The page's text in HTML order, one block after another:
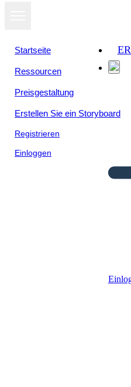
Startseite
Ressourcen
Preisgestaltung
Erstellen Sie ein Storyboard
Registrieren
Einloggen
Kopieren
ERSTELLEN
DIASHOW